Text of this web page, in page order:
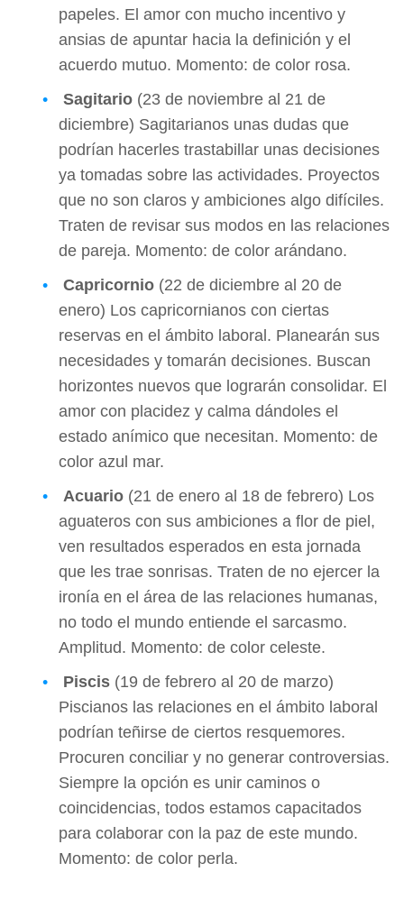
papeles. El amor con mucho incentivo y
ansias de apuntar hacia la definición y el
acuerdo mutuo. Momento: de color rosa.
Sagitario (23 de noviembre al 21 de
diciembre) Sagitarianos unas dudas que
podrían hacerles trastabillar unas decisiones
ya tomadas sobre las actividades. Proyectos
que no son claros y ambiciones algo difíciles.
Traten de revisar sus modos en las relaciones
de pareja. Momento: de color arándano.
Capricornio (22 de diciembre al 20 de
enero) Los capricornianos con ciertas
reservas en el ámbito laboral. Planearán sus
necesidades y tomarán decisiones. Buscan
horizontes nuevos que lograrán consolidar. El
amor con placidez y calma dándoles el
estado anímico que necesitan. Momento: de
color azul mar.
Acuario (21 de enero al 18 de febrero) Los
aguateros con sus ambiciones a flor de piel,
ven resultados esperados en esta jornada
que les trae sonrisas. Traten de no ejercer la
ironía en el área de las relaciones humanas,
no todo el mundo entiende el sarcasmo.
Amplitud. Momento: de color celeste.
Piscis (19 de febrero al 20 de marzo)
Piscianos las relaciones en el ámbito laboral
podrían teñirse de ciertos resquemores.
Procuren conciliar y no generar controversias.
Siempre la opción es unir caminos o
coincidencias, todos estamos capacitados
para colaborar con la paz de este mundo.
Momento: de color perla.